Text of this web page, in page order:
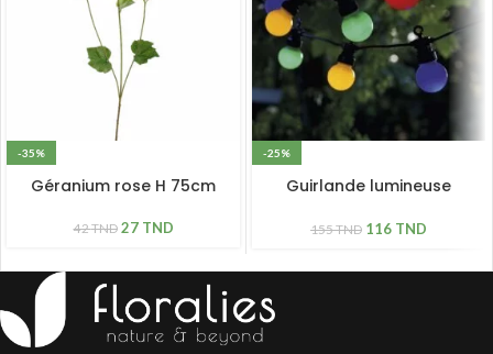
-35%
Géranium rose H 75cm
42TND 27 TND
-25%
Guirlande lumineuse
ampoules verres colorés
155TND 116 TND